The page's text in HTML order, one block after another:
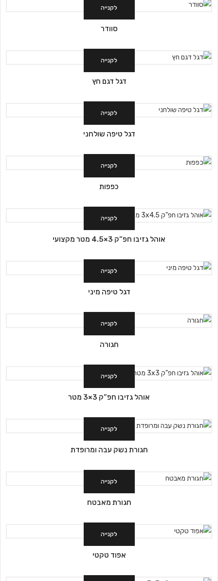
לקנייה
סוודר
לקנייה
דגל דגם חץ
לקנייה
דגל טיפה שולחני
לקנייה
כפפות
לקנייה
אוהל גזיבו חפ”ק 3×4.5 מטר מקצועי
לקנייה
דגל טיפה מיני
לקנייה
חגורה
לקנייה
אוהל גזיבו חפ”ק 3×3 מטר
לקנייה
חגורת נשק עבה ומרופדת
לקנייה
חגורת מאבטח
לקנייה
אפוד טקטי